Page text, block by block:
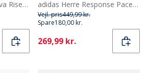
adidas Herre Supernova Rise 2 Neutrale Løbesko Onix/Mint Ton/Hi-Res Yellow
adidas Herre Response Pace Neutral Løbesko Grå/Aurora Onix/Grey Five
Vejl. pris449,99 kr.
Spare180,00 kr.
Current
269,99 kr.